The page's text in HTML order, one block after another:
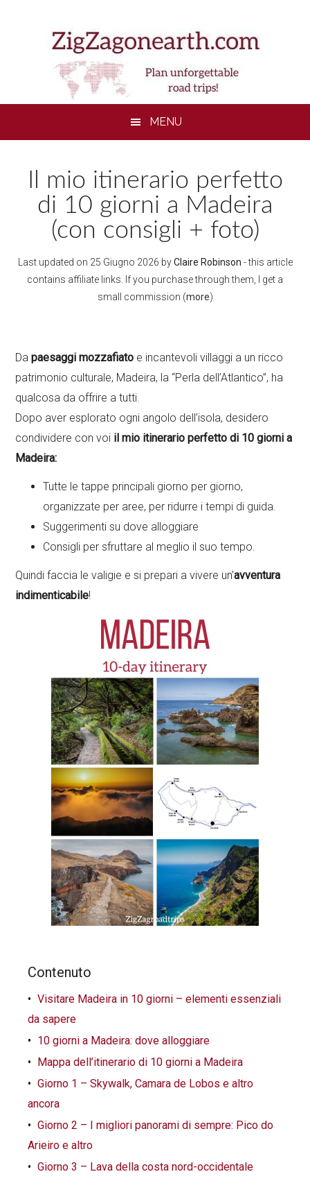
MENU
Il mio itinerario perfetto
di 10 giorni a Madeira
(con consigli + foto)
Last updated on 25 Giugno 2026 byClaire Robinson - this article
contains affiliate links. If you purchase through them, I get a
small commission (more)
Dapaesaggi mozzafiato e incantevoli villaggi a un ricco
patrimonio culturale, Madeira, la “Perla dell’Atlantico”, ha
qualcosa da offrire a tutti.
Dopo aver esplorato ogni angolo dell’isola, desidero
condividere con voi il mio itinerario perfetto di 10 giorni a
Madeira:
Tutte le tappe principali giorno per giorno,
organizzate per aree, per ridurre i tempi di guida.
Suggerimenti su dove alloggiare
Consigli per sfruttare al meglio il suo tempo.
Quindi faccia le valigie e si prepari a vivere un’avventura
indimenticabile!
Contenuto
Visitare Madeira in 10 giorni – elementi essenziali
da sapere
10 giorni a Madeira: dove alloggiare
Mappa dell’itinerario di 10 giorni a Madeira
Giorno 1 – Skywalk, Camara de Lobos e altro
ancora
Giorno 2 – I migliori panorami di sempre: Pico do
Arieiro e altro
Giorno 3 – Lava della costa nord-occidentale